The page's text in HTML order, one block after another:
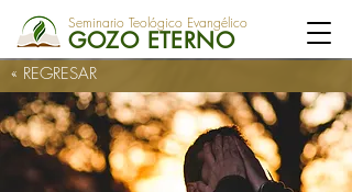
Seminario Teológico Evangélico
GOZO ETERNO
« REGRESAR